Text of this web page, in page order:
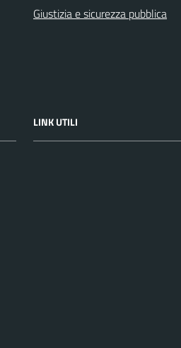
Giustizia e sicurezza pubblica
LINK UTILI